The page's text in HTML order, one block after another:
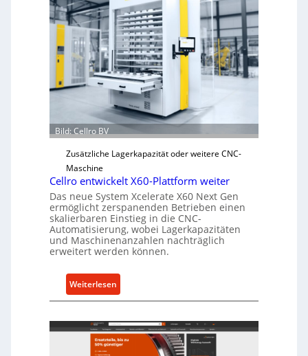
n
i
c
h
e
r
Ü
b
r
s
t
s
c
u
t
z
f
ü
r
Bild: Cellro BV
Zusätzliche Lagerkapazität oder weitere CNC-
Maschine
Cellro entwickelt X60-Plattform weiter
Das neue System Xcelerate X60 Next Gen
ermöglicht zerspanenden Betrieben einen
skalierbaren Einstieg in die CNC-
Automatisierung, wobei Lagerkapazitäten
und Maschinenanzahlen nachträglich
erweitert werden können.
Weiterlesen
C
l
l